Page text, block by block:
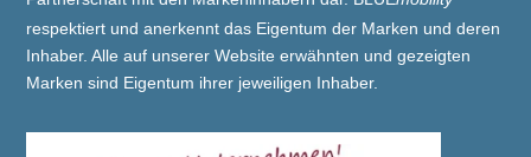
respektiert und anerkennt das Eigentum der Marken und deren
Inhaber. Alle auf unserer Website erwähnten und gezeigten
Marken sind Eigentum ihrer jeweiligen Inhaber.